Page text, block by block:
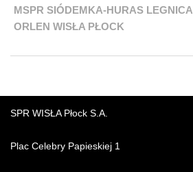
MSPR SIÓDEMKA-HURAS LEGNICA
ORLEN WISŁA PŁOCK
SPR WISŁA Płock S.A.
Plac Celebry Papieskiej 1